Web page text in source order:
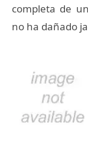
completa de
no ha dañado